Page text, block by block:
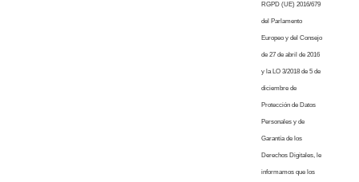
RGPD (UE) 2016/679
del Parlamento
Europeo y del Consejo
de 27 de abril de 2016
y la LO 3/2018 de 5 de
diciembre de
Protección de Datos
Personales y de
Garantía de los
Derechos Digitales, le
informamos que los